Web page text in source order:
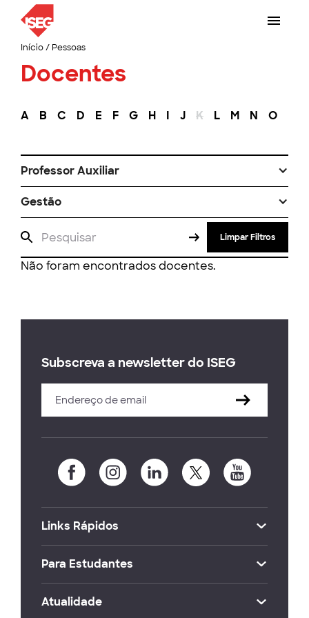
Início/ Pessoas
Docentes
A B C D E F G H I J K L M N O
Professor Auxiliar
Gestão
Limpar Filtros
Não foram encontrados docentes.
Subscreva a newsletter do ISEG
Links Rápidos
Para Estudantes
Atualidade